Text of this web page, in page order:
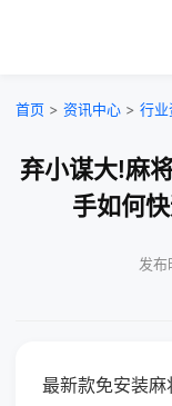
首页 > 资讯中心 > 行业
弃小谋大!麻
手如何
发
最新款免安装